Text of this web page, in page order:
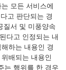
모든 서비스에
고 판단되는 경
질서 및 미풍양속
다고 인정되는 내
하는 내용인 경
배되는 내용인
는 행위를 한 경우